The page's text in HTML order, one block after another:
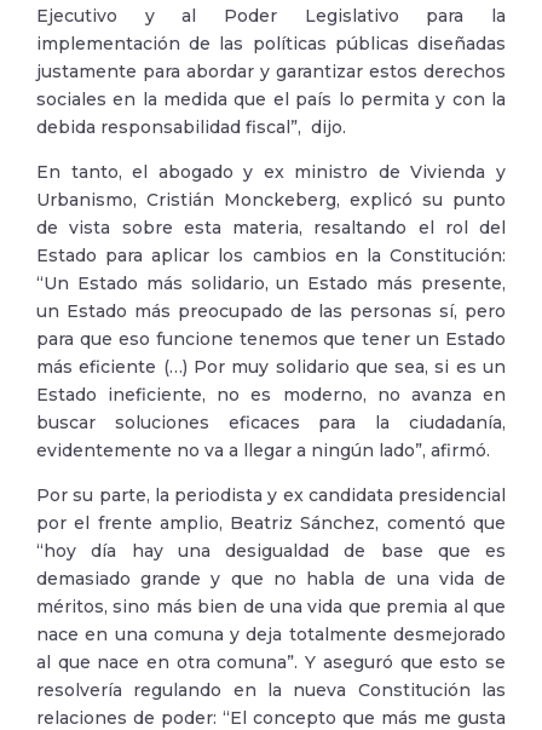
Ejecutivo y al Poder Legislativo para la
implementación de las políticas públicas diseñadas
justamente para abordar y garantizar estos derechos
sociales en la medida que el país lo permita y con la
debida responsabilidad fiscal”, dijo.
En tanto, el abogado y ex ministro de Vivienda y
Urbanismo, Cristián Monckeberg, explicó su punto
de vista sobre esta materia, resaltando el rol del
Estado para aplicar los cambios en la Constitución:
“Un Estado más solidario, un Estado más presente,
un Estado más preocupado de las personas sí, pero
para que eso funcione tenemos que tener un Estado
más eficiente (…) Por muy solidario que sea, si es un
Estado ineficiente, no es moderno, no avanza en
buscar soluciones eficaces para la ciudadanía,
evidentemente no va a llegar a ningún lado”, afirmó.
Por su parte, la periodista y ex candidata presidencial
por el frente amplio, Beatriz Sánchez, comentó que
“hoy día hay una desigualdad de base que es
demasiado grande y que no habla de una vida de
méritos, sino más bien de una vida que premia al que
nace en una comuna y deja totalmente desmejorado
al que nace en otra comuna”. Y aseguró que esto se
resolvería regulando en la nueva Constitución las
relaciones de poder: “El concepto que más me gusta